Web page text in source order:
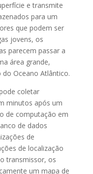
e transmite
para um
que podem ser
jovens, os
parecem passar a
área grande,
Oceano Atlântico.
coletar
minutos após um
de computação em
de dados
de
de localização
transmissor, os
um mapa de